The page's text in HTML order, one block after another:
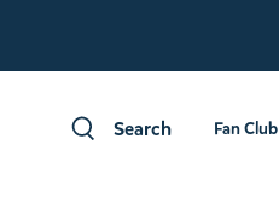
Search
Fan Club